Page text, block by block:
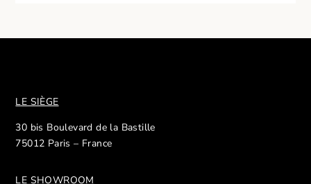
LE SIÈGE
30 bis Boulevard de la Bastille
75012 Paris – France
LE SHOWROOM